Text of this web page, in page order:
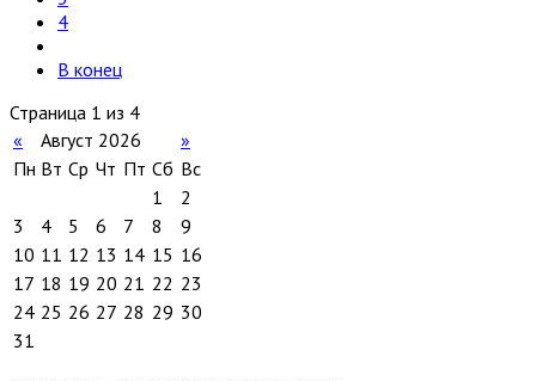
4
В конец
Страница 1 из 4
«
Август 2026
»
Пн Вт Ср Чт Пт Сб Вс
1
2
3
4 5 6 7 8
9
10 11 12 13 14 15 16
17 18 19 20 21 22 23
24 25 26 27 28 29 30
31